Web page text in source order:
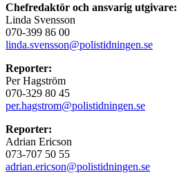
Chefredaktör och ansvarig utgivare:
Linda Svensson
070-399 86 00
linda.svensson@polistidningen.se
Reporter:
Per Hagström
070-329 80 45
per.hagstrom@polistidningen.se
Reporter:
Adrian Ericson
073-707 50 55
adrian.ericson@polistidningen.se